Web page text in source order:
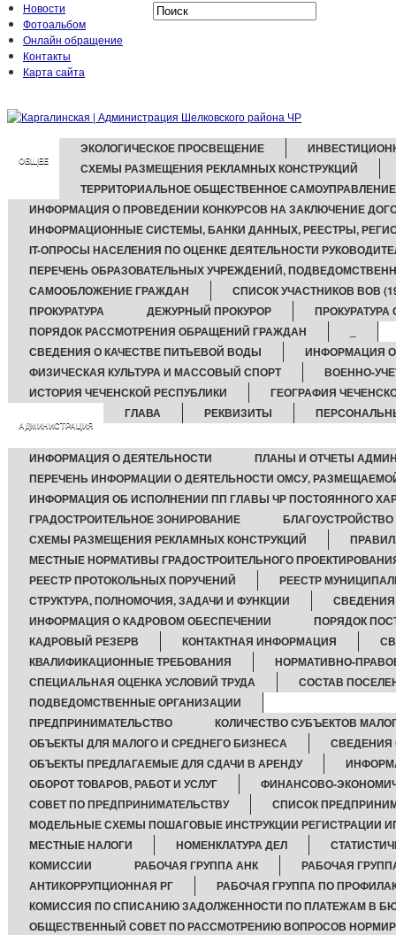
Новости
Фотоальбом
Онлайн обращение
Контакты
Карта сайта
ОБЩЕЕ
ЭКОЛОГИЧЕСКОЕ ПРОСВЕЩЕНИЕ
СХЕМЫ РАЗМЕЩЕНИЯ РЕКЛАМНЫХ КОНСТРУКЦИЙ
ТЕРРИТОРИАЛЬНОЕ ОБЩЕСТВЕННОЕ САМОУПРАВЛЕНИЕ
ИНФОРМАЦИЯ О ПРОВЕДЕНИИ КОНКУРСОВ НА ЗАКЛЮЧЕНИЕ
ИНФОРМАЦИОННЫЕ СИСТЕМЫ, БАНКИ ДАННЫХ, РЕЕСТРЫ,
IT-ОПРОСЫ НАСЕЛЕНИЯ ПО ОЦЕНКЕ ДЕЯТЕЛЬНОСТИ
ПЕРЕЧЕНЬ ОБРАЗОВАТЕЛЬНЫХ УЧРЕЖДЕНИЙ,
САМООБЛОЖЕНИЕ ГРАЖДАН
СПИСОК УЧАСТНИКОВ ВОВ
ПРОКУРАТУРА
ДЕЖУРНЫЙ ПРОКУРОР
ПРОКУРАТУРА
ПОРЯДОК РАССМОТРЕНИЯ ОБРАЩЕНИЙ ГРАЖДАН
СВЕДЕНИЯ О КАЧЕСТВЕ ПИТЬЕВОЙ ВОДЫ
ИНФОРМАЦИЯ
ФИЗИЧЕСКАЯ КУЛЬТУРА И МАССОВЫЙ СПОРТ
ВОЕННО-
ИСТОРИЯ ЧЕЧЕНСКОЙ РЕСПУБЛИКИ
ГЕОГРАФИЯ
АДМИНИСТРАЦИЯ
ГЛАВА РЕКВИЗИТЫ
ИНФОРМАЦИЯ О ДЕЯТЕЛЬНОСТИ
ПЛАНЫ И ОТЧЕТЫ
ПЕРЕЧЕНЬ ИНФОРМАЦИИ О ДЕЯТЕЛЬНОСТИ ОМСУ,
ИНФОРМАЦИЯ ОБ ИСПОЛНЕНИИ ПП ГЛАВЫ ЧР ПОСТОЯННОГО
ГРАДОСТРОИТЕЛЬНОЕ ЗОНИРОВАНИЕ
БЛАГОУСТРОЙСТВО
СХЕМЫ РАЗМЕЩЕНИЯ РЕКЛАМНЫХ КОНСТРУКЦИЙ
МЕСТНЫЕ НОРМАТИВЫ ГРАДОСТРОИТЕЛЬНОГО
РЕЕСТР ПРОТОКОЛЬНЫХ ПОРУЧЕНИЙ
РЕЕСТР
СТРУКТУРА, ПОЛНОМОЧИЯ, ЗАДАЧИ И ФУНКЦИИ
ИНФОРМАЦИЯ О КАДРОВОМ ОБЕСПЕЧЕНИИ
ПОРЯДОК
КАДРОВЫЙ РЕЗЕРВ
КОНТАКТНАЯ ИНФОРМАЦИЯ
КВАЛИФИКАЦИОННЫЕ ТРЕБОВАНИЯ
НОРМАТИВНО-
СПЕЦИАЛЬНАЯ ОЦЕНКА УСЛОВИЙ ТРУДА
СОСТАВ
ПОДВЕДОМСТВЕННЫЕ ОРГАНИЗАЦИИ
ПРЕДПРИНИМАТЕЛЬСТВО
КОЛИЧЕСТВО СУБЪЕКТОВ
ОБЪЕКТЫ ДЛЯ МАЛОГО И СРЕДНЕГО БИЗНЕСА
СВЕДЕНИЯ
ОБЪЕКТЫ ПРЕДЛАГАЕМЫЕ ДЛЯ СДАЧИ В АРЕНДУ
ОБОРОТ ТОВАРОВ, РАБОТ И УСЛУГ
ФИНАНСОВО-
СОВЕТ ПО ПРЕДПРИНИМАТЕЛЬСТВУ
СПИСОК
МОДЕЛЬНЫЕ СХЕМЫ ПОШАГОВЫЕ ИНСТРУКЦИИ РЕГИСТРАЦИИ
МЕСТНЫЕ НАЛОГИ
НОМЕНКЛАТУРА ДЕЛ
КОМИССИИ
РАБОЧАЯ ГРУППА АНК
РАБОЧАЯ
АНТИКОРРУПЦИОННАЯ РГ
РАБОЧАЯ ГРУППА ПО
КОМИССИЯ ПО СПИСАНИЮ ЗАДОЛЖЕННОСТИ ПО ПЛАТЕЖАМ В
ОБЩЕСТВЕННЫЙ СОВЕТ ПО РАССМОТРЕНИЮ ВОПРОСОВ